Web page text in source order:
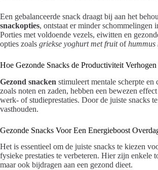
Een gebalanceerde snack draagt bij aan het
snackopties, ontstaat er minder
Porties met voldoende vezels, eiwitten en
opties zoals griekse yoghurt met fruitofhummus
Hoe Gezonde Snacks de Productiviteit Verhogen
Gezond snacken stimuleert mentale scherpte
zoals noten en zaden, hebben een bewezen
werk- of studieprestaties. Door de juiste snacks
vasthouden.
Gezonde Snacks Voor Een Energieboost
Het is essentieel om de juiste snacks te kiezen
fysieke prestaties te verbeteren. Hier zijn enkele
maar ook bijdragen aan een gezond dieet.